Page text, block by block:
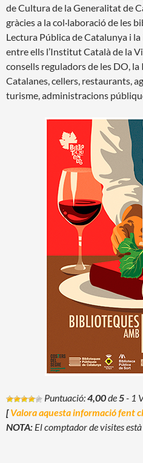
de Cultura de la Generalitat de
gràcies a la col·laboració de les
Lectura Pública de Catalunya i
entre ells l’Institut Català de la
consells reguladors de les DO,
Catalanes, cellers, restaurants,
turisme, administracions
Puntuació:4,00de5- 1
[Valora aquesta informació fent
NOTA: El comptador de visites